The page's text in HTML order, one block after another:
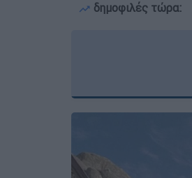
δημοφιλές τώρα: